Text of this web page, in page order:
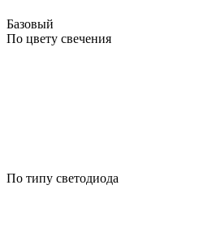
Базовый
По цвету свечения
По типу светодиода